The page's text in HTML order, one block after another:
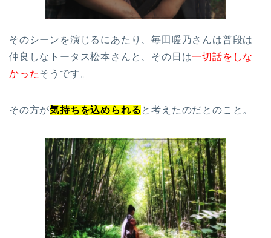
そのシーンを演じるにあたり、毎田暖乃さんは普段は
仲良しなトータス松本さんと、その日は一切話をしな
かったそうです。
その方が気持ちを込められると考えたのだとのこと。